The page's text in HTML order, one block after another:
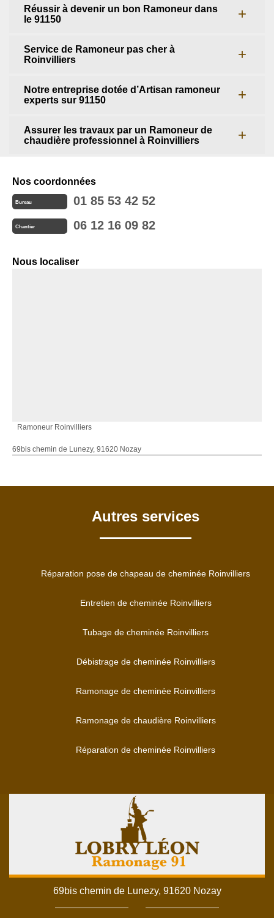
Réussir à devenir un bon Ramoneur dans
le 91150
Service de Ramoneur pas cher à
Roinvilliers
Notre entreprise dotée d’Artisan ramoneur
experts sur 91150
Assurer les travaux par un Ramoneur de
chaudière professionnel à Roinvilliers
Nos coordonnées
Bureau 01 85 53 42 52
Chantier 06 12 16 09 82
Nous localiser
Ramoneur Roinvilliers
69bis chemin de Lunezy, 91620 Nozay
Autres services
Réparation pose de chapeau de cheminée Roinvilliers
Entretien de cheminée Roinvilliers
Tubage de cheminée Roinvilliers
Débistrage de cheminée Roinvilliers
Ramonage de cheminée Roinvilliers
Ramonage de chaudière Roinvilliers
Réparation de cheminée Roinvilliers
69bis chemin de Lunezy, 91620 Nozay